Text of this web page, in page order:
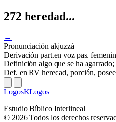
272 heredad...
→
Pronunciación akjuzzá
Derivación part.en voz pas.
Definición algo que se ha
Def. en RV heredad, porción,
LogosKLogos
Estudio Bíblico Interlineal
© 2026 Todos los derechos